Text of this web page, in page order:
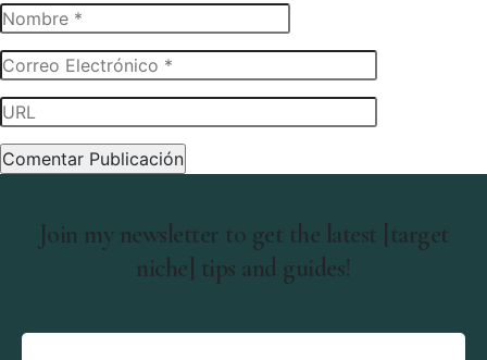
Join my newsletter to get the latest [target
niche] tips and guides!